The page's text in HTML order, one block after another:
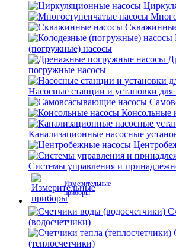
(погружные) насосы
погружные насосы
Насосные станции и установки
Консольные
Канализационные насосные
Системы управления и
Измерительные
приборы
(водосчетчики)
(теплосчетчики)